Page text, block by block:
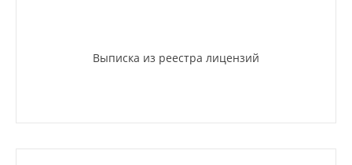
Выписка из реестра лицензий